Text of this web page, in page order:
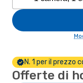
N. 1 per il prezzo
Offerte di